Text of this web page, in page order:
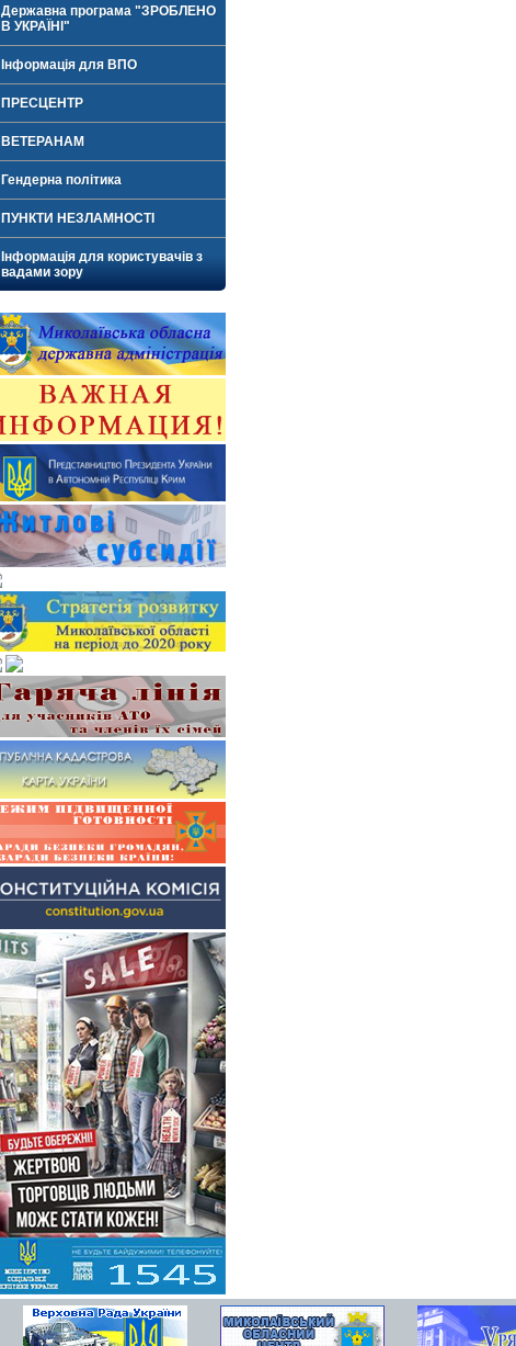
Державна програма "ЗРОБЛЕНО
В УКРАЇНІ"
Інформація для ВПО
ПРЕСЦЕНТР
ВЕТЕРАНАМ
Гендерна політика
ПУНКТИ НЕЗЛАМНОСТІ
Інформація для користувачів з
вадами зору